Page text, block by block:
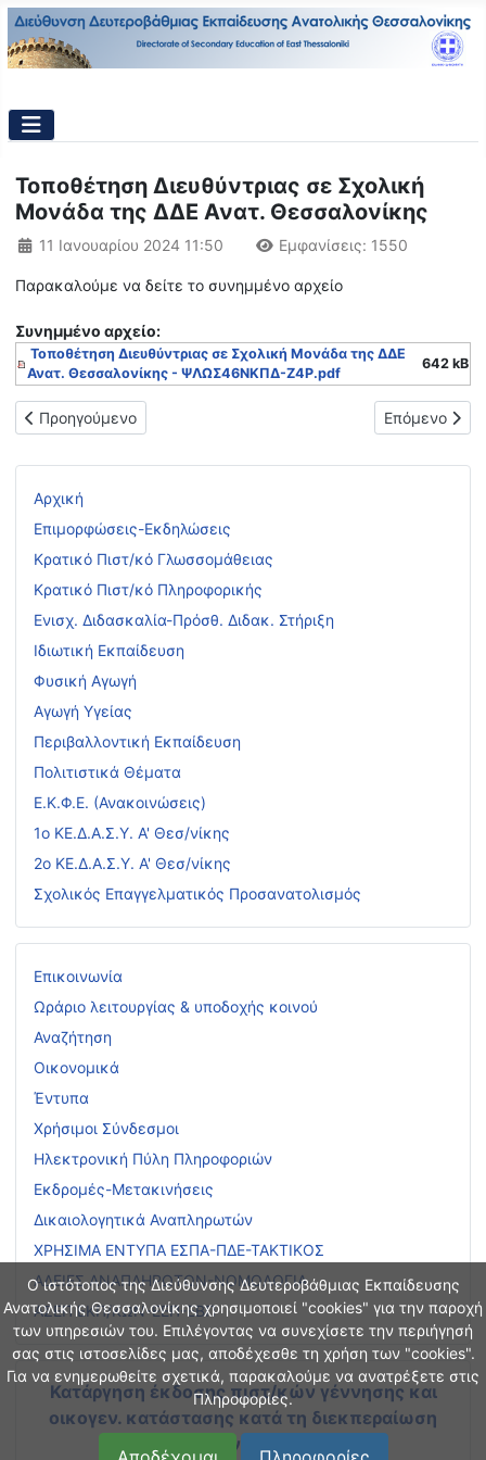
Ο ιστότοπος της Διεύθυνσης Δευτεροβάθμιας Εκπαίδευσης
Ανατολικής Θεσσαλονίκης χρησιμοποιεί "cookies" για την παροχή
των υπηρεσιών του. Επιλέγοντας να συνεχίσετε την περιήγησή
σας στις ιστοσελίδες μας, αποδέχεσθε τη χρήση των "cookies".
Για να ενημερωθείτε σχετικά, παρακαλούμε να ανατρέξετε στις
Πληροφορίες.
Αρχική
Επιμορφώσεις-Εκδηλώσεις
Κρατικό Πιστ/κό Γλωσσομάθειας
Κρατικό Πιστ/κό Πληροφορικής
Ενισχ. Διδασκαλία-Πρόσθ. Διδακ. Στήριξη
Ιδιωτική Εκπαίδευση
Φυσική Αγωγή
Αγωγή Υγείας
Περιβαλλοντική Εκπαίδευση
Πολιτιστικά Θέματα
Ε.Κ.Φ.Ε. (Ανακοινώσεις)
1ο ΚΕ.Δ.Α.Σ.Υ. Α' Θεσ/νίκης
2ο ΚΕ.Δ.Α.Σ.Υ. Α' Θεσ/νίκης
Σχολικός Επαγγελματικός Προσανατολισμός
Επικοινωνία
Ωράριο λειτουργίας & υποδοχής κοινού
Αναζήτηση
Οικονομικά
Έντυπα
Χρήσιμοι Σύνδεσμοι
Ηλεκτρονική Πύλη Πληροφοριών
Εκδρομές-Μετακινήσεις
Δικαιολογητικά Αναπληρωτών
ΧΡΗΣΙΜΑ ΕΝΤΥΠΑ ΕΣΠΑ-ΠΔΕ-ΤΑΚΤΙΚΟΣ
ΑΔΕΙΕΣ ΑΝΑΠΛΗΡΩΤΩΝ-ΝΟΜΟΛΟΓΙΑ
ΑΣΕΠ ΕΚΠ/ΚΩΝ-ΕΕΠ-ΕΒΠ
Κατάργηση έκδοσης πιστ/κών γέννησης και
οικογεν. κατάστασης κατά τη διεκπεραίωση
διοικητικών διαδικασιών
Τοποθέτηση Διευθύντριας σε Σχολική
Μονάδα της ΔΔΕ Ανατ. Θεσσαλονίκης
Λεπτομέρειες
11 Ιανουαρίου 2024 11:50 Εμφανίσεις: 1550
Παρακαλούμε να δείτε το συνημμένο αρχείο
Συνημμένo αρχείο:
Τοποθέτηση Διευθύντριας σε Σχολική Μονάδα της ΔΔΕ
Ανατ. Θεσσαλονίκης - ΨΛΩΣ46ΝΚΠΔ-Ζ4Ρ.pdf
642 kB
Προηγούμενο άρθρο: Ανάκληση Προκήρυξης-Πρόσκλησης
Προηγούμενο Επόμενο
Επόμενο